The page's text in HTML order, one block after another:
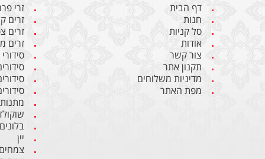
דף הבית
חנות
סל קניות
אודות
צור קשר
תקנון אתר
מדיניות משלוחים
מפת האתר
זרי
זרים
זרים
זרים
מתנות
בלונים
יין